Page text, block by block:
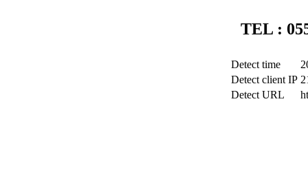
TEL :
Detect time
Detect client IP
Detect URL